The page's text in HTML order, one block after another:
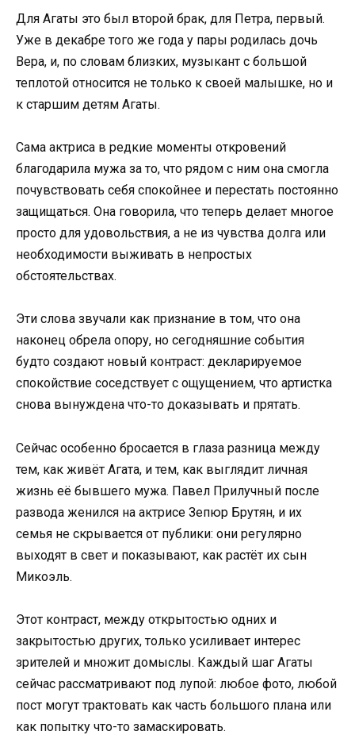
Для Агаты это был второй брак, для Петра, первый.
Уже в декабре того же года у пары родилась дочь
Вера, и, по словам близких, музыкант с большой
теплотой относится не только к своей малышке, но и
к старшим детям Агаты.
Сама актриса в редкие моменты откровений
благодарила мужа за то, что рядом с ним она смогла
почувствовать себя спокойнее и перестать постоянно
защищаться. Она говорила, что теперь делает многое
просто для удовольствия, а не из чувства долга или
необходимости выживать в непростых
обстоятельствах.
Эти слова звучали как признание в том, что она
наконец обрела опору, но сегодняшние события
будто создают новый контраст: декларируемое
спокойствие соседствует с ощущением, что артистка
снова вынуждена что-то доказывать и прятать.
Сейчас особенно бросается в глаза разница между
тем, как живёт Агата, и тем, как выглядит личная
жизнь её бывшего мужа. Павел Прилучный после
развода женился на актрисе Зепюр Брутян, и их
семья не скрывается от публики: они регулярно
выходят в свет и показывают, как растёт их сын
Микоэль.
Этот контраст, между открытостью одних и
закрытостью других, только усиливает интерес
зрителей и множит домыслы. Каждый шаг Агаты
сейчас рассматривают под лупой: любое фото, любой
пост могут трактовать как часть большого плана или
как попытку что-то замаскировать.